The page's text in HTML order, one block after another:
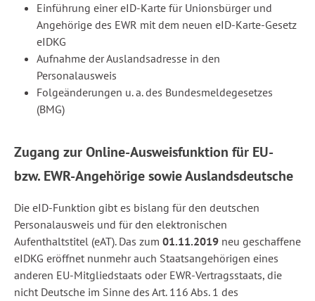
Einführung einer eID-Karte für Unionsbürger und
Angehörige des EWR mit dem neuen eID-Karte-Gesetz
eIDKG
Aufnahme der Auslandsadresse in den
Personalausweis
Folgeänderungen u. a. des Bundesmeldegesetzes
(BMG)
Zugang zur Online-Ausweisfunktion für EU-
bzw. EWR-Angehörige sowie Auslandsdeutsche
Die eID-Funktion gibt es bislang für den deutschen
Personalausweis und für den elektronischen
Aufenthaltstitel (eAT). Das zum 01.11.2019 neu geschaffene
eIDKG eröffnet nunmehr auch Staatsangehörigen eines
anderen EU-Mitgliedstaats oder EWR-Vertragsstaats, die
nicht Deutsche im Sinne des Art. 116 Abs. 1 des